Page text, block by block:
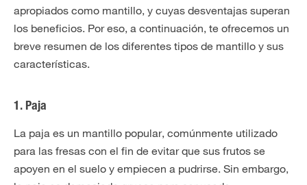
apropiados como mantillo, y cuyas desventajas superan
los beneficios. Por eso, a continuación, te ofrecemos un
breve resumen de los diferentes tipos de mantillo y sus
características.
1. Paja
La paja es un mantillo popular, comúnmente utilizado
para las fresas con el fin de evitar que sus frutos se
apoyen en el suelo y empiecen a pudrirse. Sin embargo,